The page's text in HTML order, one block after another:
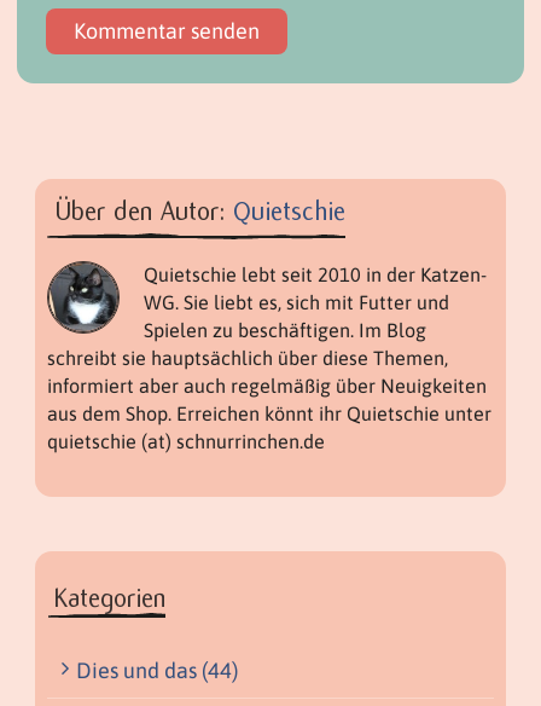
Über den Autor: Quietschie
Quietschie lebt seit 2010 in der Katzen-
WG. Sie liebt es, sich mit Futter und
Spielen zu beschäftigen. Im Blog
schreibt sie hauptsächlich über diese Themen,
informiert aber auch regelmäßig über Neuigkeiten
aus dem Shop. Erreichen könnt ihr Quietschie unter
quietschie (at) schnurrinchen.de
Kategorien
Dies und das (44)